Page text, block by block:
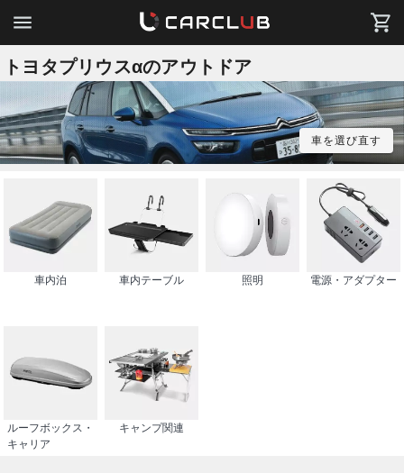
トヨタプリウスαのアウトドア
車を選び直す
車内泊 車内テーブル 照明 電源・アダプター
ルーフボックス・
キャリア
キャンプ関連